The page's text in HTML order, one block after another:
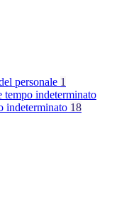
personale 1
tempo indeterminato
indeterminato 18